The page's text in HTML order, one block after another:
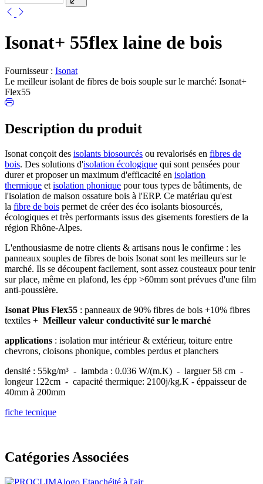
Isonat+ 55flex laine de bois
Fournisseur : Isonat
Le meilleur isolant de fibres de bois souple sur le marché: Isonat+
Flex55
Description du produit
Isonat conçoit des isolants biosourcés ou revalorisés en fibres de
bois. Des solutions d'isolation écologique qui sont pensées pour
durer et proposer un maximum d'efficacité en isolation
thermique et isolation phonique pour tous types de bâtiments, de
l'isolation de maison ossature bois à l'ERP. Ce matériau qu'est
la fibre de bois permet de créer des éco isolants biosourcés,
écologiques et très performants issus des gisements forestiers de la
région Rhône-Alpes.
L'enthousiasme de notre clients & artisans nous le confirme : les
panneaux souples de fibres de bois Isonat sont les meilleurs sur le
marché. Ils se découpent facilement, sont assez cousteaux pour tenir
sur place, même en plafond, les épp >60mm sont prévues d'une film
anti-poussière.
Isonat Plus Flex55 : panneaux de 90% fibres de bois +10% fibres
textiles + Meilleur valeur conductivité sur le marché
applications : isolation mur intérieur & extérieur, toiture entre
chevrons, cloisons phonique, combles perdus et planchers
densité : 55kg/m³ - lambda : 0.036 W/(m.K) - larguer 58 cm -
longeur 122cm - capacité thermique: 2100j/kg.K - éppaisseur de
40mm à 200mm
fiche tecnique
Catégories Associées
Etanchéité à l'air